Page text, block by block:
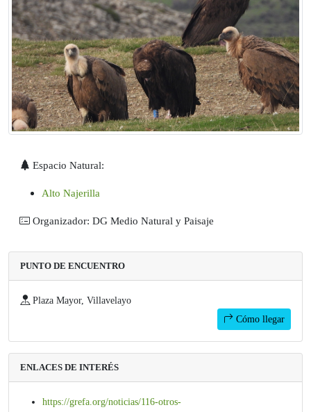
Espacio Natural:
Alto Najerilla
Organizador: DG Medio Natural y Paisaje
PUNTO DE ENCUENTRO
Plaza Mayor, Villavelayo
Cómo llegar
ENLACES DE INTERÉS
https://grefa.org/noticias/116-otros-